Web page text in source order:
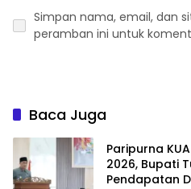
Simpan nama, email, dan
peramban ini untuk
Baca Juga
Paripurna
2026, Bupati
Pendapatan